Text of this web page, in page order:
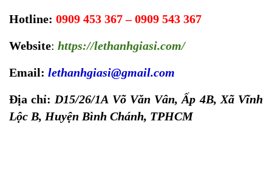
Hotline: 0909 453 367 – 0909 543 367
Website: https://lethanhgiasi.com/
Email: lethanhgiasi@gmail.com
Địa chỉ: D15/26/1A Võ Văn Vân, Ấp 4B, Xã Vĩnh
Lộc B, Huyện Bình Chánh, TPHCM